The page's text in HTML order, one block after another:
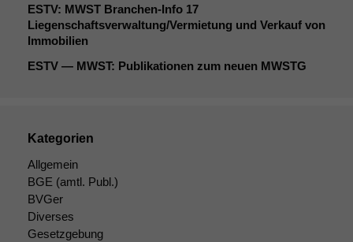
ESTV: MWST Branchen-Info 17
Liegenschaftsverwaltung/Vermietung und Verkauf von
Immobilien
ESTV — MWST: Publikationen zum neuen MWSTG
Kategorien
Allgemein
BGE (amtl. Publ.)
BVGer
Diverses
Gesetzgebung